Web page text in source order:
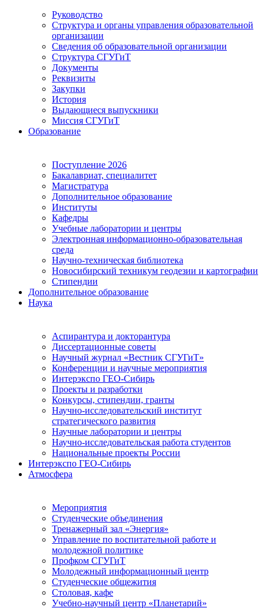
Руководство
Структура и органы управления образовательной
организации
Сведения об образовательной организации
Структура СГУГиТ
Документы
Реквизиты
Закупки
История
Выдающиеся выпускники
Миссия СГУГиТ
Образование
Поступление 2026
Бакалавриат, специалитет
Магистратура
Дополнительное образование
Институты
Кафедры
Учебные лаборатории и центры
Электронная информационно-образовательная
среда
Научно-техническая библиотека
Новосибирский техникум геодезии и картографии
Стипендии
Дополнительное образование
Наука
Аспирантура и докторантура
Диссертационные советы
Научный журнал «Вестник СГУГиТ»
Конференции и научные мероприятия
Интерэкспо ГЕО-Сибирь
Проекты и разработки
Конкурсы, стипендии, гранты
Научно-исследовательский институт
стратегического развития
Научные лаборатории и центры
Научно-исследовательская работа студентов
Национальные проекты России
Интерэкспо ГЕО-Сибирь
Атмосфера
Мероприятия
Студенческие объединения
Тренажерный зал «Энергия»
Управление по воспитательной работе и
молодежной политике
Профком СГУГиТ
Молодежный информационный центр
Студенческие общежития
Столовая, кафе
Учебно-научный центр «Планетарий»